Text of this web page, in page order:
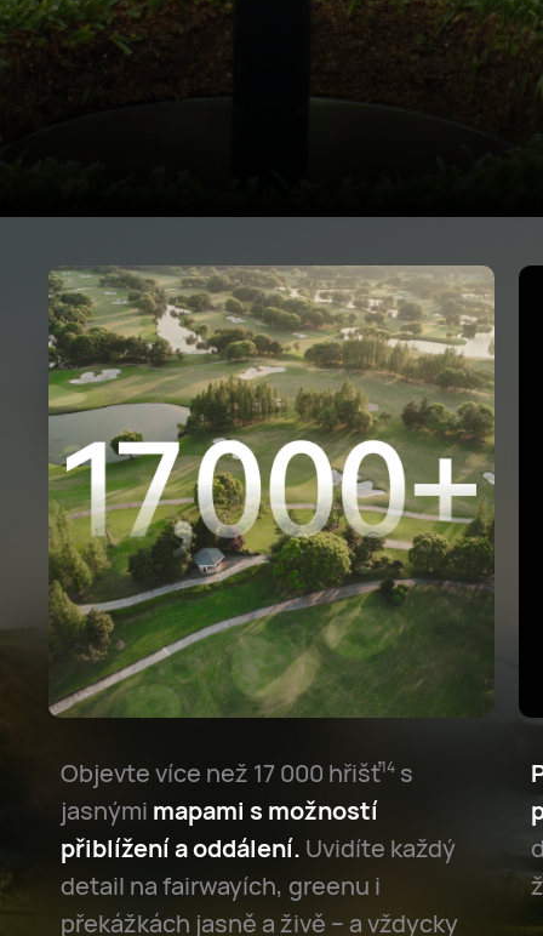
Objevte více než 17 000 hřišť⁠14s
jasnými mapami s možností
přiblížení a oddálení. Uvidíte každý
detail na fairwayích, greenu i
překážkách jasně a živě – a vždycky